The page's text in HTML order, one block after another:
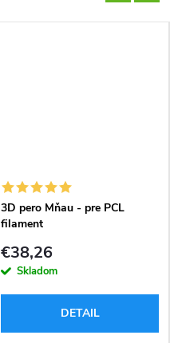
3D pero Mňau - pre PCL
filament
€38,26
Skladom
DETAIL